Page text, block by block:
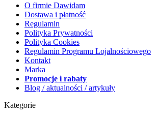
O firmie Dawidam
Dostawa i płatność
Regulamin
Polityka Prywatności
Polityka Cookies
Regulamin Programu Lojalnościowego
Kontakt
Marka
Promocje i rabaty
Blog / aktualności / artykuły
Kategorie